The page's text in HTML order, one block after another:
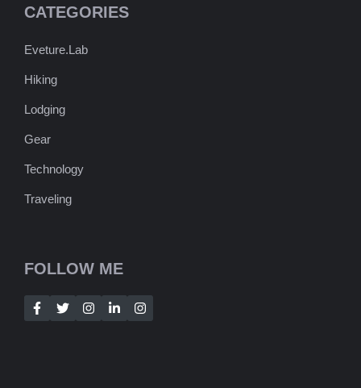
CATEGORIES
Eveture.Lab
Hiking
Lodging
Gear
Technology
Traveling
FOLLOW ME